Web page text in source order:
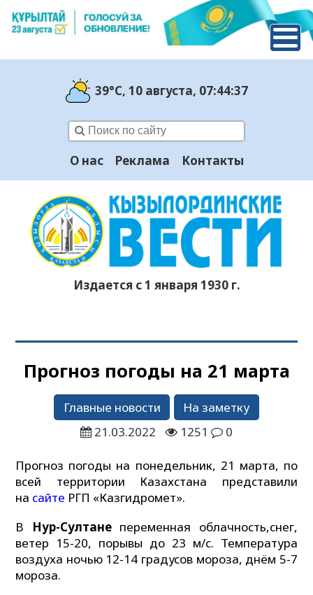
39°C, 10 августа, 07:44:38
О нас Реклама Контакты
Издается с 1 января 1930 г.
Прогноз погоды на 21 марта
Главные новости
На заметку
21.03.2022
1251 0
Прогноз погоды на понедельник, 21 марта, по
всей территории Казахстана представили
на сайте РГП «Казгидромет».
В Нур-Султанепеременная облачность,снег,
ветер 15-20, порывы до 23 м/с. Температура
воздуха ночью 12-14 градусов мороза, днём 5-7
мороза.